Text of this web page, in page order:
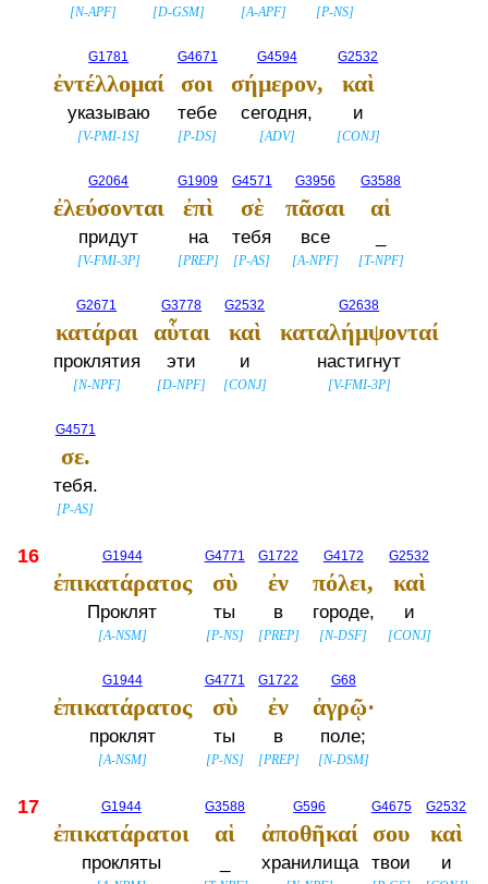
[N-APF] [D-GSM] [A-APF] [P-NS]
G1781
ἐντέλλομαί
указываю
[V-PMI-1S]
G4671
σοι
тебе
[P-DS]
G4594
σήμερον,
сегодня,
[ADV]
G2532
καὶ
и
[CONJ]
G2064
ἐλεύσονται
придут
[V-FMI-3P]
G1909
ἐπὶ
на
[PREP]
G4571
σὲ
тебя
[P-AS]
G3956
πᾶσαι
все
[A-NPF]
G3588
αἱ
[T-NPF]
G2671
κατάραι
проклятия
[N-NPF]
G3778
αὗται
эти
[D-NPF]
G2532
καὶ
и
[CONJ]
G2638
καταλήμψονταί
настигнут
[V-FMI-3P]
G4571
σε.
тебя.
[P-AS]
16 G1944
ἐπικατάρατος
Проклят
[A-NSM]
G4771
σὺ
ты
[P-NS]
G1722
ἐν
в
[PREP]
G4172
πόλει,
городе,
[N-DSF]
G2532
καὶ
и
[CONJ]
G1944
ἐπικατάρατος
проклят
[A-NSM]
G4771
σὺ
ты
[P-NS]
G1722
ἐν
в
[PREP]
G68
ἀγρῷ·
поле;
[N-DSM]
17 G1944
ἐπικατάρατοι
прокляты
G3588
αἱ
G596
ἀποθῆκαί
хранилища
G4675
σου
твои
G2532
καὶ
и